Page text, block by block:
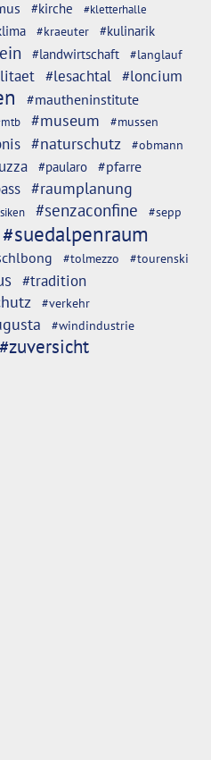
#kirche #kletterhalle
#kraeuter #kulinarik
#landwirtschaft #langlauf
#lesachtal #loncium
#mautheninstitute
#museum #mussen
#naturschutz #obmann
#paularo #pfarre
#raumplanung
#senzaconfine #sepp
#suedalpenraum
#tolmezzo #tourenski
#tradition
#verkehr
#windindustrie
#zuversicht